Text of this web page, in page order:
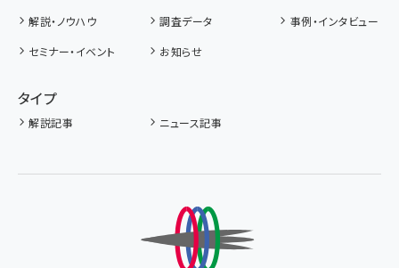
解説・ノウハウ
調査データ
事例・インタビュー
セミナー・イベント
お知らせ
タイプ
解説記事 ニュース記事